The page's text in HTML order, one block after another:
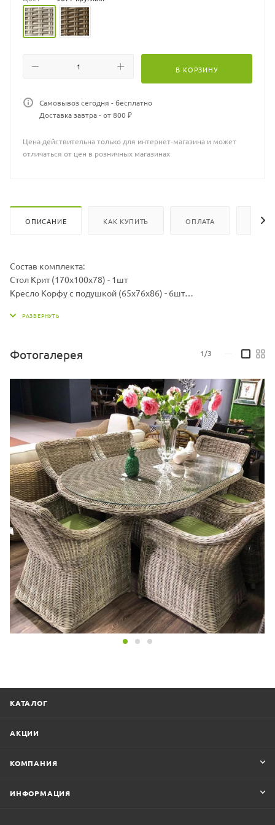
В КОРЗИНУ
Самовывоз сегодня - бесплатно
Доставка завтра - от 800 ₽
Цена действительна только для интернет-магазина и может
отличаться от цен в розничных магазинах
ОПИСАНИЕ КАК КУПИТЬ ОПЛАТА
Состав комплекта:
Стол Крит (170х100х78) - 1шт
Кресло Корфу с подушкой (65х76х86) - 6шт
Материал подушки: Чехол - ткань мебельная, наполнитель -
Комплект может быть изготовлен в различных жгутах, также
вы можете выбрать другой цвет подушек.
Фотогалерея 1/3
КАТАЛОГ
АКЦИИ
КОМПАНИЯ
ИНФОРМАЦИЯ